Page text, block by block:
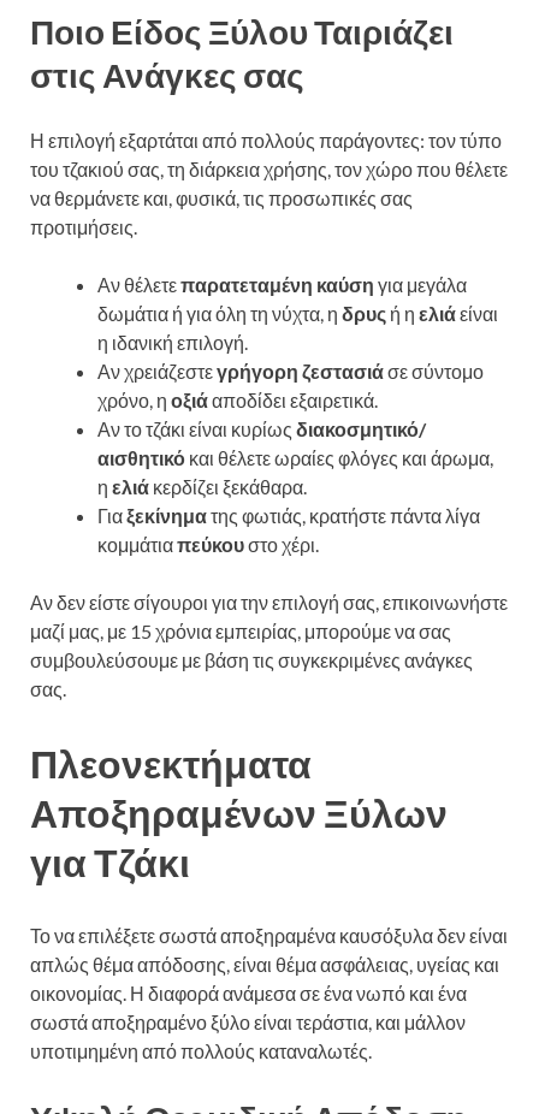
Ποιο Είδος Ξύλου Ταιριάζει
στις Ανάγκες σας
Η επιλογή εξαρτάται από πολλούς παράγοντες: τον τύπο
του τζακιού σας, τη διάρκεια χρήσης, τον χώρο που θέλετε
να θερμάνετε και, φυσικά, τις προσωπικές σας
προτιμήσεις.
Αν θέλετεπαρατεταμένη καύση για μεγάλα
δωμάτια ή για όλη τη νύχτα, η δρυς ή η ελιάείναι
η ιδανική επιλογή.
Αν χρειάζεστεγρήγορη ζεστασιάσε σύντομο
χρόνο, η οξιάαποδίδει εξαιρετικά.
Αν το τζάκι είναι κυρίως διακοσμητικό/
αισθητικό και θέλετε ωραίες φλόγες και άρωμα,
η ελιά κερδίζει ξεκάθαρα.
Γιαξεκίνηματης φωτιάς, κρατήστε πάντα λίγα
κομμάτιαπεύκουστο χέρι.
Αν δεν είστε σίγουροι για την επιλογή σας, επικοινωνήστε
μαζί μας, με 15 χρόνια εμπειρίας, μπορούμε να σας
συμβουλεύσουμε με βάση τις συγκεκριμένες ανάγκες
σας.
Πλεονεκτήματα
Αποξηραμένων Ξύλων
για Τζάκι
Το να επιλέξετε σωστά αποξηραμένα καυσόξυλα δεν είναι
απλώς θέμα απόδοσης, είναι θέμα ασφάλειας, υγείας και
οικονομίας. Η διαφορά ανάμεσα σε ένα νωπό και ένα
σωστά αποξηραμένο ξύλο είναι τεράστια, και μάλλον
υποτιμημένη από πολλούς καταναλωτές.